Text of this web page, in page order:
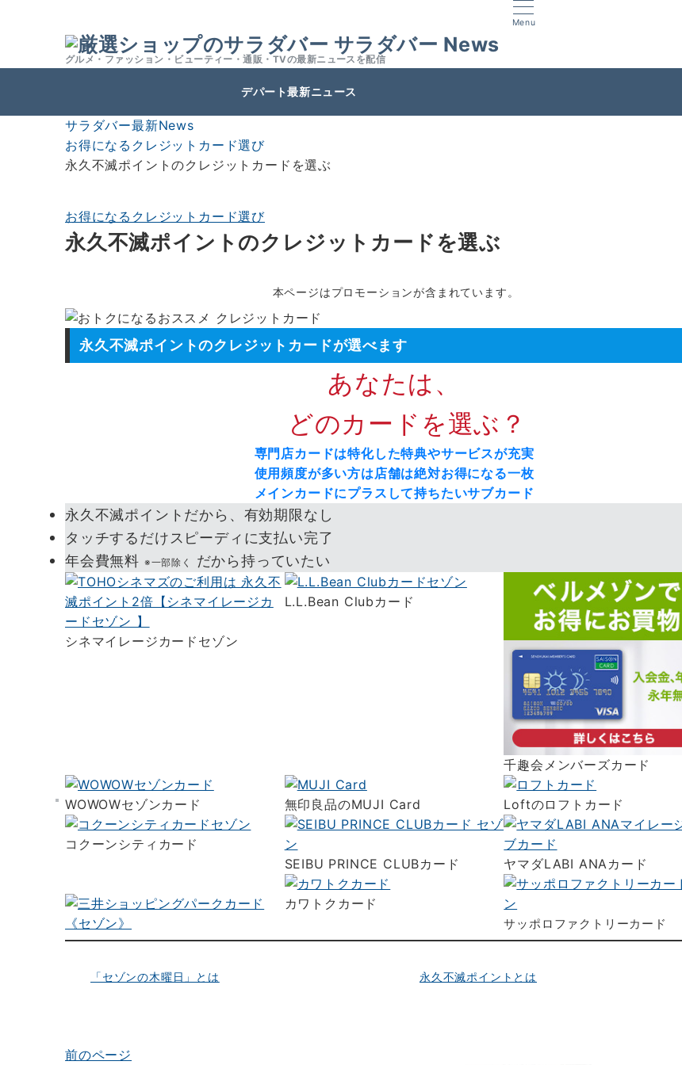
Menu
サラダバー News
グルメ・ファッション・ビューティー・通販・TVの最新ニュースを配信
デパート最新ニュース
サラダバー最新News
お得になるクレジットカード選び
永久不滅ポイントのクレジットカードを選ぶ
お得になるクレジットカード選び
永久不滅ポイントのクレジットカードを選ぶ
本ページはプロモーションが含まれています。
永久不滅ポイントのクレジットカードが選べます
あなたは、
どのカードを選ぶ？
専門店カードは特化した特典やサービスが充実
使用頻度が多い方は店舗は絶対お得になる一枚
メインカードにプラスして持ちたいサブカード
永久不滅ポイントだから、有効期限なし
タッチするだけスピーディに支払い完了
年会費無料 ※一部除く だから持っていたい
シネマイレージカードセゾン
L.L.Bean Clubカード
千趣会メンバーズカード
WOWOWセゾンカード 無印良品のMUJI Card Loftのロフトカード
コクーンシティカード
SEIBU PRINCE CLUBカード
ヤマダLABI ANAカード
カワトクカード
サッポロファクトリーカード
「セゾンの木曜日」とは 永久不滅ポイントとは
投
前のページ